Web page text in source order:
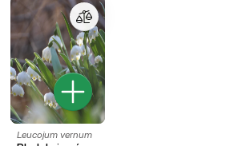
Leucojum vernum